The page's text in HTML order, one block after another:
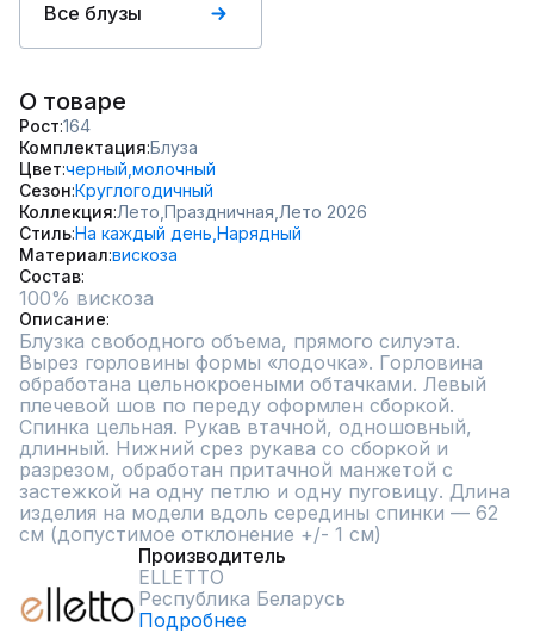
Все блузы
О товаре
Рост 164
Комплектация Блуза
Цвет черный, молочный
Сезон Круглогодичный
Коллекция Лето, Праздничная, Лето 2026
СтильНа каждый день, Нарядный
Материал вискоза
Состав
100% вискоза
Описание
Блузка свободного объема, прямого силуэта.
Вырез горловины формы «лодочка». Горловина
обработана цельнокроеными обтачками. Левый
плечевой шов по переду оформлен сборкой.
Спинка цельная. Рукав втачной, одношовный,
длинный. Нижний срез рукава со сборкой и
разрезом, обработан притачной манжетой с
застежкой на одну петлю и одну пуговицу. Длина
изделия на модели вдоль середины спинки — 62
см (допустимое отклонение +/- 1 см)
Производитель
ELLETTO
Республика Беларусь
Подробнее